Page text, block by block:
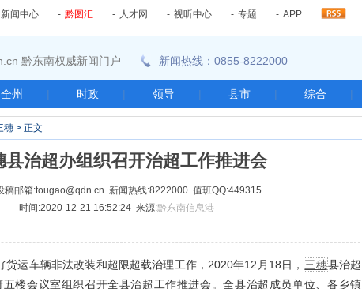
新闻中心 - 黔图汇 - 人才网 - 视听中心 - 专题 - APP
黔东南权威新闻门户 新闻热线：0855-8222000
全州 | 时政 | 领导 | 县市 | 综合 |
穗 > 正文
县治超办组织召开治超工作推进会
稿邮箱:tougao@qdn.cn 新闻热线:8222000 值班QQ:449315
时间:2020-12-21 16:52:24 来源:黔东南信息港
车辆非法改装和超限超载治理工作，2020年12月18日，三穗县治超
楼会议室组织召开全县治超工作推进会。全县治超成员单位、各乡镇